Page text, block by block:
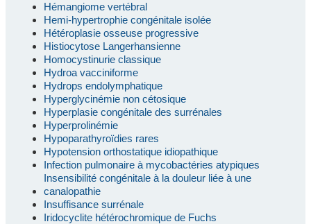
Hémangiome vertébral
Hemi-hypertrophie congénitale isolée
Hétéroplasie osseuse progressive
Histiocytose Langerhansienne
Homocystinurie classique
Hydroa vacciniforme
Hydrops endolymphatique
Hyperglycinémie non cétosique
Hyperplasie congénitale des surrénales
Hyperprolinémie
Hypoparathyroïdies rares
Hypotension orthostatique idiopathique
Infection pulmonaire à mycobactéries atypiques
Insensibilité congénitale à la douleur liée à une
canalopathie
Insuffisance surrénale
Iridocyclite hétérochromique de Fuchs